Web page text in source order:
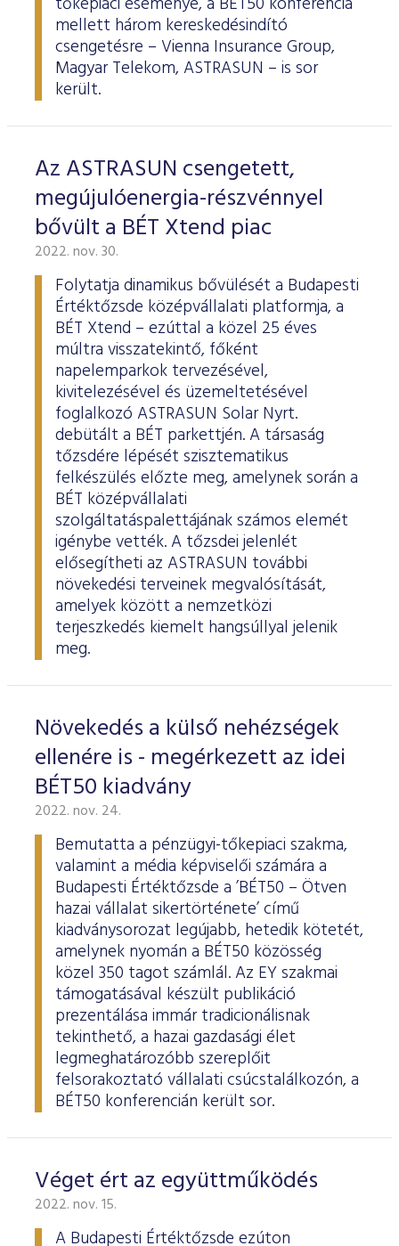
mellett három kereskedésindító
csengetésre – Vienna Insurance Group,
Magyar Telekom, ASTRASUN – is sor
került.
Az ASTRASUN csengetett,
megújulóenergia-részvénnyel
bővült a BÉT Xtend piac
2022. nov. 30.
Folytatja dinamikus bővülését a Budapesti
Értéktőzsde középvállalati platformja, a
BÉT Xtend – ezúttal a közel 25 éves
múltra visszatekintő, főként
napelemparkok tervezésével,
kivitelezésével és üzemeltetésével
foglalkozó ASTRASUN Solar Nyrt.
debütált a BÉT parkettjén. A társaság
tőzsdére lépését szisztematikus
felkészülés előzte meg, amelynek során a
BÉT középvállalati
szolgáltatáspalettájának számos elemét
igénybe vették. A tőzsdei jelenlét
elősegítheti az ASTRASUN további
növekedési terveinek megvalósítását,
amelyek között a nemzetközi
terjeszkedés kiemelt hangsúllyal jelenik
meg.
Növekedés a külső nehézségek
ellenére is - megérkezett az idei
BÉT50 kiadvány
2022. nov. 24.
Bemutatta a pénzügyi-tőkepiaci szakma,
valamint a média képviselői számára a
Budapesti Értéktőzsde a ’BÉT50 – Ötven
hazai vállalat sikertörténete’ című
kiadványsorozat legújabb, hetedik kötetét,
amelynek nyomán a BÉT50 közösség
közel 350 tagot számlál. Az EY szakmai
támogatásával készült publikáció
prezentálása immár tradicionálisnak
tekinthető, a hazai gazdasági élet
legmeghatározóbb szereplőit
felsorakoztató vállalati csúcstalálkozón, a
BÉT50 konferencián került sor.
Véget ért az együttműködés
2022. nov. 15.
A Budapesti Értéktőzsde ezúton